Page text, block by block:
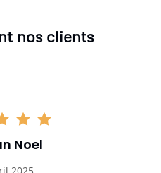
nos clients
Noel